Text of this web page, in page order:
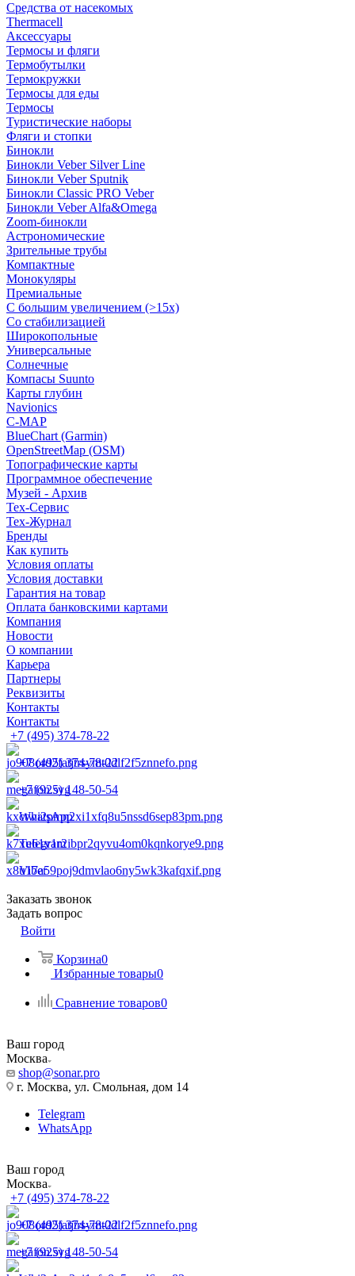
Средства от насекомых
Thermacell
Аксессуары
Термосы и фляги
Термобутылки
Термокружки
Термосы для еды
Термосы
Туристические наборы
Фляги и стопки
Бинокли
Бинокли Veber Silver Line
Бинокли Veber Sputnik
Бинокли Classic PRO Veber
Бинокли Veber Alfa&Omega
Zoom-бинокли
Астрономические
Зрительные трубы
Компактные
Монокуляры
Премиальные
С большим увеличением (>15x)
Со стабилизацией
Широкопольные
Универсальные
Солнечные
Компасы Suunto
Карты глубин
Navionics
C-MAP
BlueChart (Garmin)
OpenStreetMap (OSM)
Топографические карты
Программное обеспечение
Музей - Архив
Tex-Сервис
Тех-Журнал
Бренды
Как купить
Условия оплаты
Условия доставки
Гарантия на товар
Оплата банковскими картами
Компания
Новости
О компании
Карьера
Партнеры
Реквизиты
Контакты
Контакты
+7 (495) 374-78-22
+7 (495) 374-78-22
+7 (925) 148-50-54
WhatsApp
Telegram
Viber
Заказать звонок
Задать вопрос
Войти
Корзина0
Избранные товары0
Сравнение товаров0
Ваш город
Москва
shop@sonar.pro
г. Москва, ул. Смольная, дом 14
Telegram
WhatsApp
Ваш город
Москва
+7 (495) 374-78-22
+7 (495) 374-78-22
+7 (925) 148-50-54